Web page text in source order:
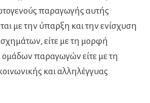
παραγωγής αυτής
με την ύπαρξη και την ενίσχυση
είτε με τη μορφή
ομάδων παραγωγών είτε με τη
και αλληλέγγυας